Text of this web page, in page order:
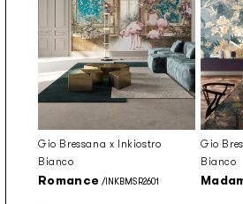
Gio Bressana x Inkiostro
Bianco
Romance /INKBMSR2601
Gio
Bianco